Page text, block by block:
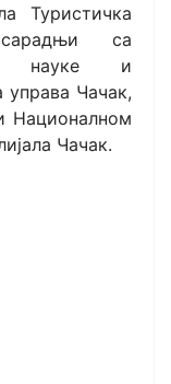
Туристичка
са
науке и
управа Чачак,
Националном
Чачак.